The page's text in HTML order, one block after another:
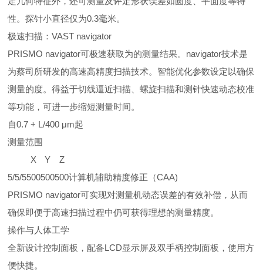
性。探针小直径仅为0.3毫米。
极速扫描：VAST navigator
PRISMO navigator可极速获取为的测量结果。navigator技术是
为蔡司所研发的高速高精度扫描技术。智能优化参数设定以确保
测量的度。得益于切线逼近扫描、螺旋扫描和测针快速动态校准
等功能，可进一步缩短测量时间。
自0.7 + L/400 μm起
测量范围
X
Y
Z
5/5/5500500500计算机辅助精度修正（CAA)
PRISMO navigator可实现对测量机动态误差的有效补偿，从而
确保即便于高速扫描过程中仍可获得理想的测量精度。
操作与人体工学
全新设计控制面板，配备LCD显示屏及双手柄控制面板，使用方
便快捷。